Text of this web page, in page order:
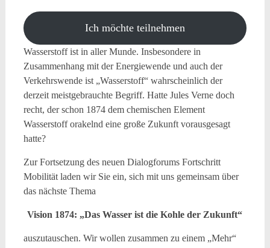
Ich möchte teilnehmen
Wasserstoff ist in aller Munde. Insbesondere in
Zusammenhang mit der Energiewende und auch der
Verkehrswende ist „Wasserstoff“ wahrscheinlich der
derzeit meistgebrauchte Begriff. Hatte Jules Verne doch
recht, der schon 1874 dem chemischen Element
Wasserstoff orakelnd eine große Zukunft vorausgesagt
hatte?
Zur Fortsetzung des neuen Dialogforums Fortschritt
Mobilität laden wir Sie ein, sich mit uns gemeinsam über
das nächste Thema
Vision 1874: „Das Wasser ist die Kohle der Zukunft“
auszutauschen. Wir wollen zusammen zu einem „Mehr“